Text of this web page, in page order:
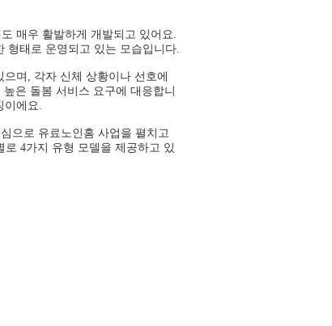
매우 활발하게 개발되고 있어요.
형태로 운영되고 있는 모습입니다.
며, 각자 신체 상황이나 선호에
은 돌봄 서비스 요구에 대응합니
이에요.
으로 유료노인홈 사업을 펼치고
4가지 유형 모델을 제공하고 있